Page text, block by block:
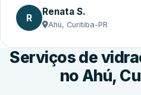
R Renata S.
Ahú, Curitiba-PR
Serviços de
no Ahú,